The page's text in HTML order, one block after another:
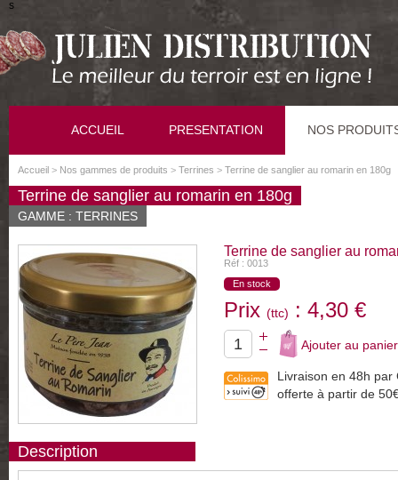
s
ACCUEIL PRESENTATION NOS
Accueil > Nos gammes de produits > Terrines > Terrine de sanglier au romarin en 180g
Terrine de sanglier au romarin en 180g
GAMME : TERRINES
Terrine de sanglier au
Réf : 0013
En stock
Prix (ttc) : 4,30 €
Livraison en 48h par
offerte à partir de
Description